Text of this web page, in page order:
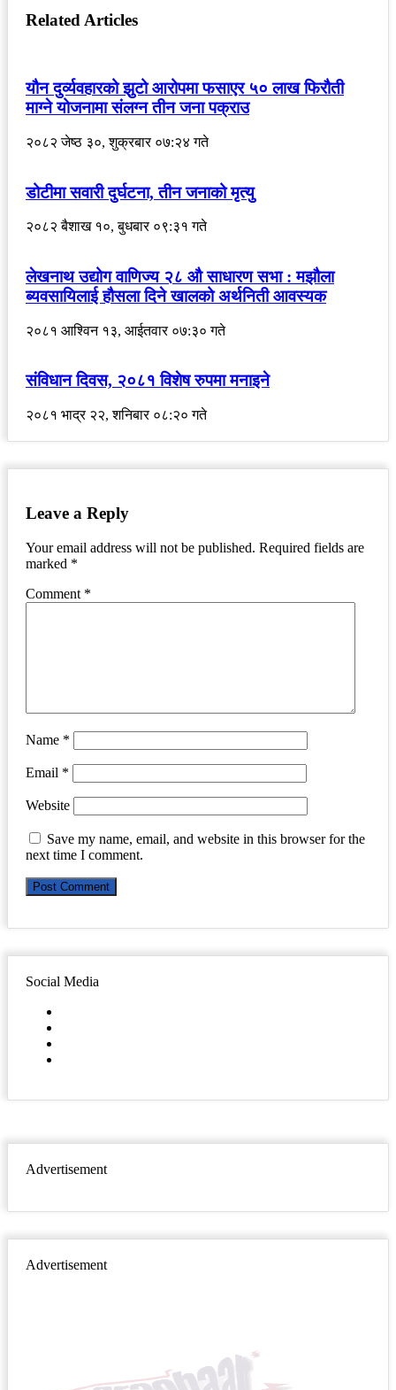
Related Articles
यौन दुर्व्यवहारको झुटो आरोपमा फसाएर ५० लाख फिरौती
माग्ने योजनामा संलग्न तीन जना पक्राउ
२०८२ जेष्ठ ३०, शुक्रबार ०७:२४ गते
डोटीमा सवारी दुर्घटना, तीन जनाको मृत्यु
२०८२ बैशाख १०, बुधबार ०९:३१ गते
लेखनाथ उद्योग वाणिज्य २८ औ साधारण सभा : मझौला
ब्यवसायिलाई हौसला दिने खालको अर्थनिती आवस्यक
२०८१ आश्विन १३, आईतवार ०७:३० गते
संविधान दिवस, २०८१ विशेष रुपमा मनाइने
२०८१ भाद्र २२, शनिबार ०८:२० गते
Leave a Reply
Your email address will not be published. Required fields are
marked *
Comment *
Name *
Email *
Website
Save my name, email, and website in this browser for the
next time I comment.
Social Media
Advertisement
Advertisement